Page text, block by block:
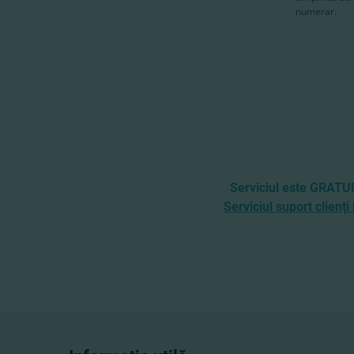
Serviciul este
Serviciul suport clienţi